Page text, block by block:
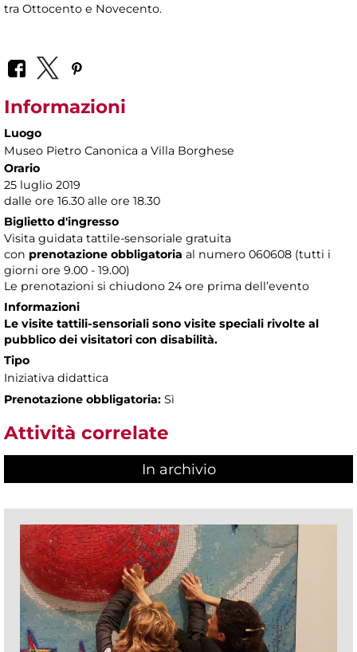
tra Ottocento e Novecento.
Informazioni
Luogo
Museo Pietro Canonica a Villa Borghese
Orario
25 luglio 2019
dalle ore 16.30 alle ore 18.30
Biglietto d'ingresso
Visita guidata tattile-sensoriale gratuita
con prenotazione obbligatoria al numero 060608 (tutti i
giorni ore 9.00 - 19.00)
Le prenotazioni si chiudono 24 ore prima dell’evento
Informazioni
Le visite tattili-sensoriali sono visite speciali rivolte al
pubblico dei visitatori con disabilità.
Tipo
Iniziativa didattica
Prenotazione obbligatoria: Sì
Attività correlate
In archivio